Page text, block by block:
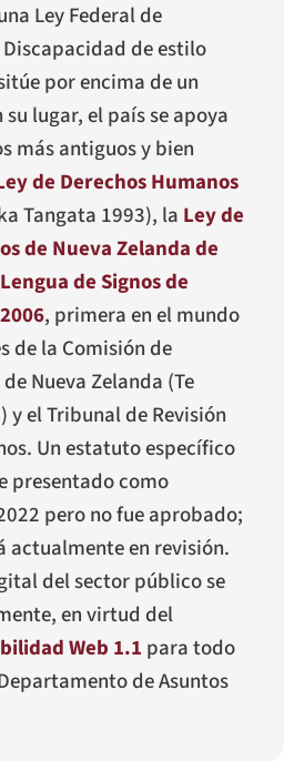
Ley Federal de
de estilo
por encima de un
lugar, el país se apoya
más antiguos y bien
de Derechos Humanos
Tangata 1993), la Ley de
de Nueva Zelanda de
de Signos de
, primera en el mundo
de la Comisión de
Nueva Zelanda (Te
) y el Tribunal de Revisión
Un estatuto específico
presentado como
pero no fue aprobado;
actualmente en revisión.
del sector público se
en virtud del
Web 1.1 para todo
de Asuntos